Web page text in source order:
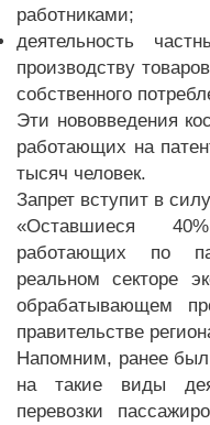
работниками;
деятельность
производству
собственного
Эти нововведения
работающих на
тысяч человек.
Запрет вступит в
«Оставшиеся
работающих по
реальном секторе
обрабатывающем
правительстве
Напомним, ранее был
на такие виды
перевозки